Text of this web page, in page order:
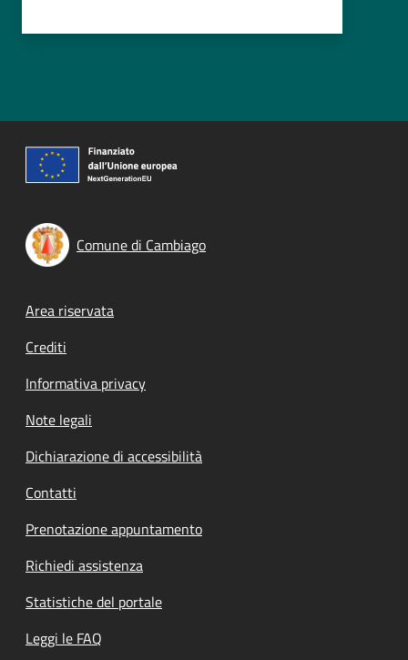
Comune di Cambiago
Footer menu
Area riservata
Crediti
Informativa privacy
Note legali
Dichiarazione di accessibilità
Contatti
Prenotazione appuntamento
Richiedi assistenza
Statistiche del portale
Leggi le FAQ